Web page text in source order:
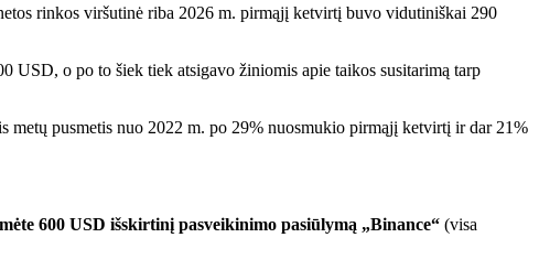
rinkos viršutinė riba 2026 m. pirmąjį ketvirtį buvo vidutiniškai 290
USD, o po to šiek tiek atsigavo žiniomis apie taikos susitarimą tarp
pusmetis nuo 2022 m. po 29% nuosmukio pirmąjį ketvirtį ir dar 21%
600 USD išskirtinį pasveikinimo pasiūlymą „Binance“ (visa